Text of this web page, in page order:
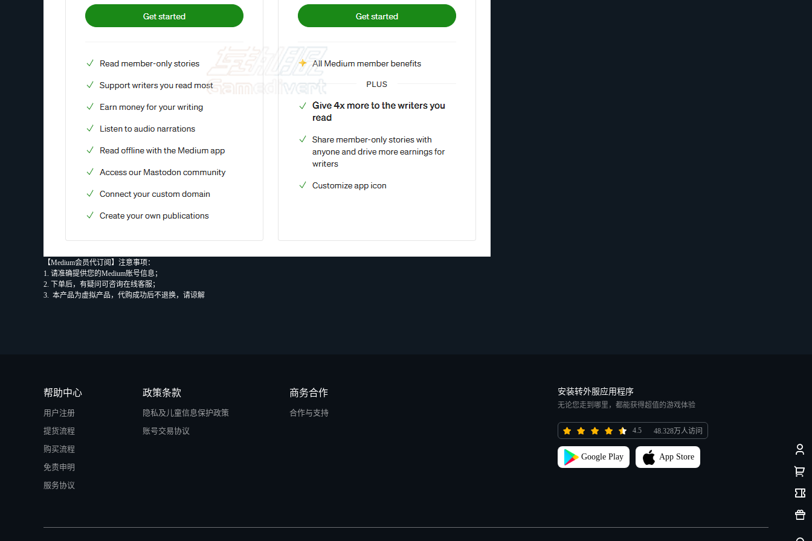
【Medium会员代订阅】注意事项：
1. 请准确提供您的Medium账号信息；
2. 下单后，有疑问可咨询在线客服；
3. 本产品为虚拟产品，代购成功后不退换，请谅解
帮助中心
用户注册
提货流程
购买流程
免责申明
服务协议
政策条款
隐私及儿童信息保护政策
账号交易协议
商务合作
合作与支持
安装转外服应用程序
无论您走到哪里，都能获得超值的游戏体验
4.5 48.328万人访问
Google Play App Store